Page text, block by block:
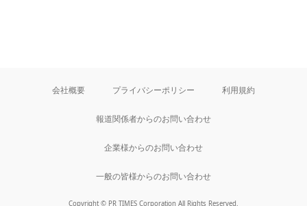
会社概要 プライバシーポリシー 利用規約
報道関係者からのお問い合わせ
企業様からのお問い合わせ
一般の皆様からのお問い合わせ
Copyright © PR TIMES Corporation All Rights Reserved.